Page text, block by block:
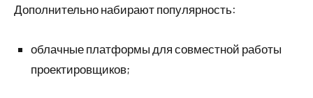
Дополнительно набирают популярность:
облачные платформы для совместной работы
проектировщиков;